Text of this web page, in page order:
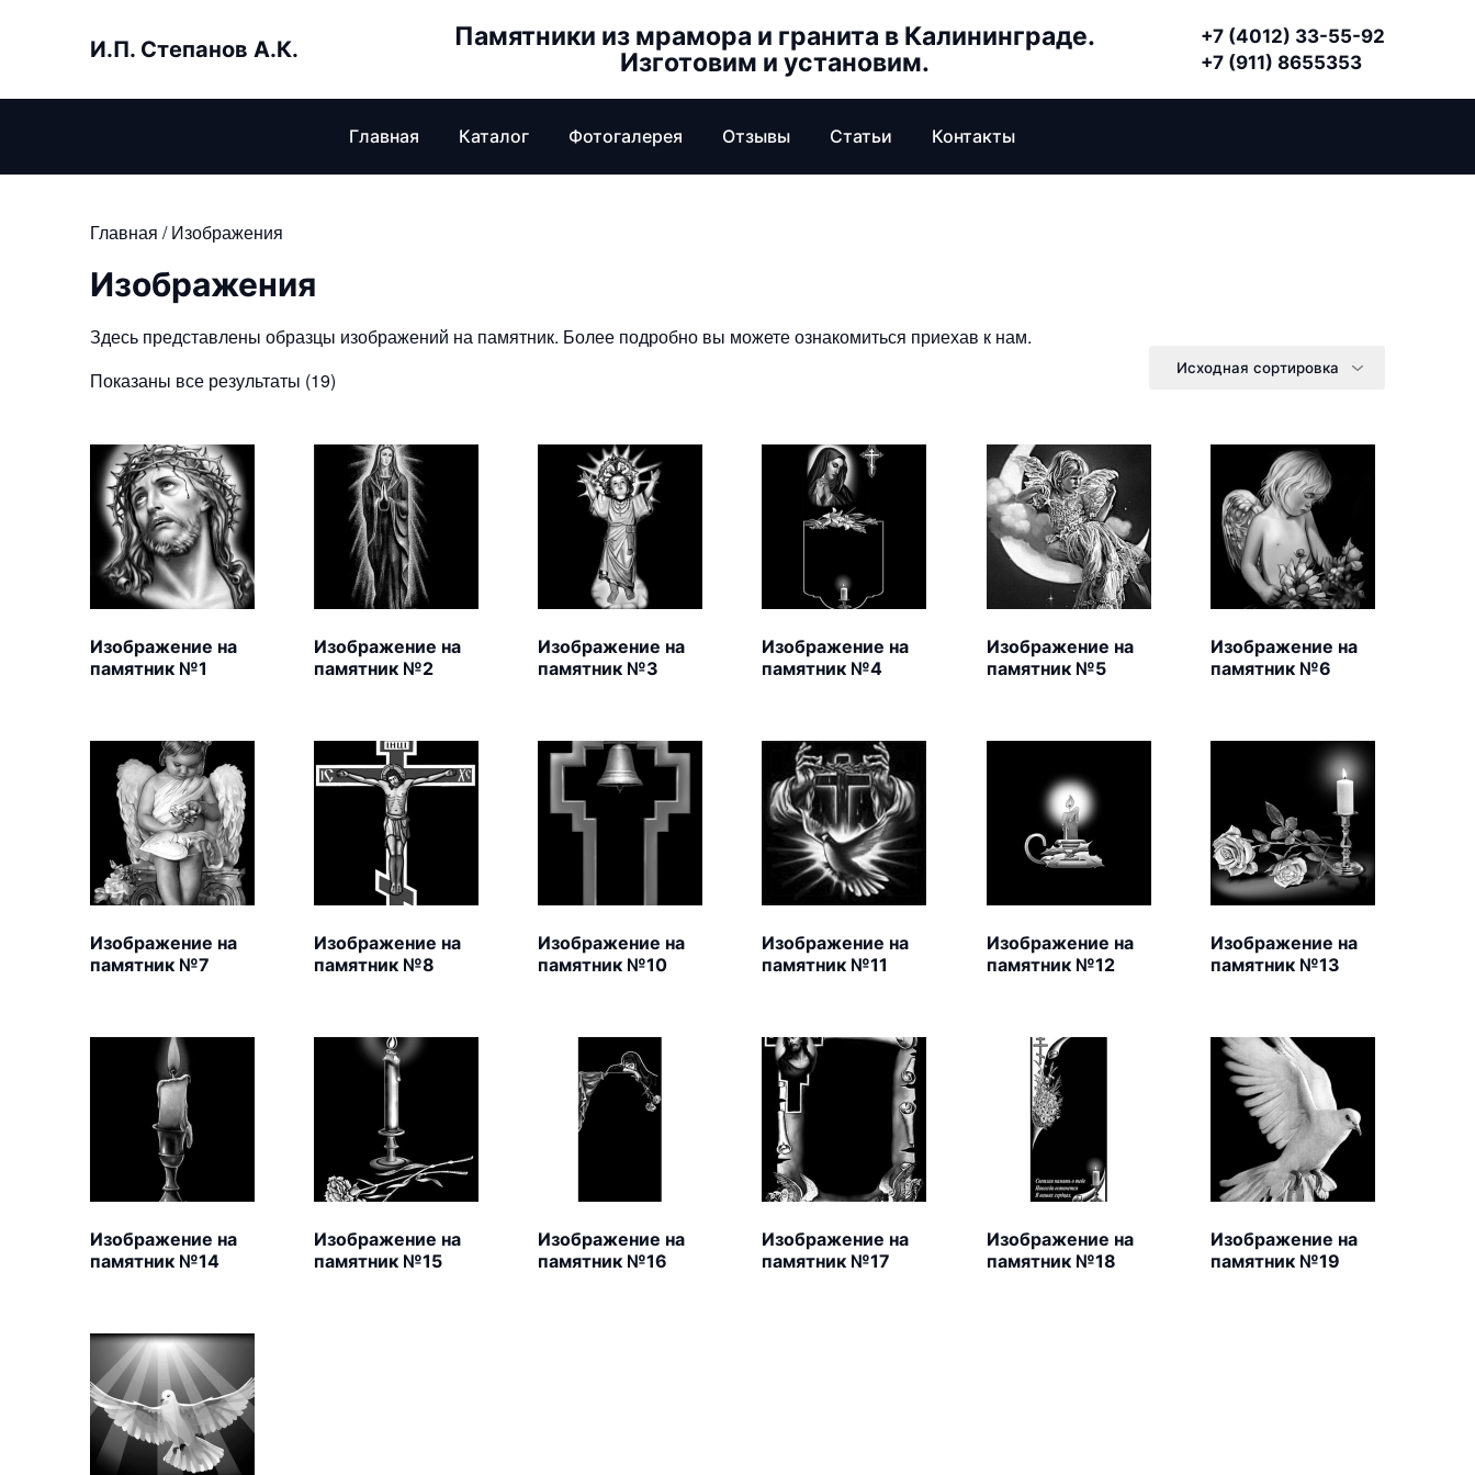
И.П. Степанов А.К.
Памятники из мрамора и гранита в Калининграде.
Изготовим и установим.
+7 (4012) 33-55-92
+7 (911) 8655353
Главная Каталог Фотогалерея Отзывы Статьи Контакты
Главная / Изображения
Изображения
Здесь представлены образцы изображений на памятник. Более подробно вы можете ознакомиться приехав к нам.
Показаны все результаты (19)
Изображение на
памятник №1
Изображение на
памятник №2
Изображение на
памятник №3
Изображение на
памятник №4
Изображение на
памятник №5
Изображение на
памятник №6
Изображение на
памятник №7
Изображение на
памятник №8
Изображение на
памятник №10
Изображение на
памятник №11
Изображение на
памятник №12
Изображение на
памятник №13
Изображение на
памятник №14
Изображение на
памятник №15
Изображение на
памятник №16
Изображение на
памятник №17
Изображение на
памятник №18
Изображение на
памятник №19